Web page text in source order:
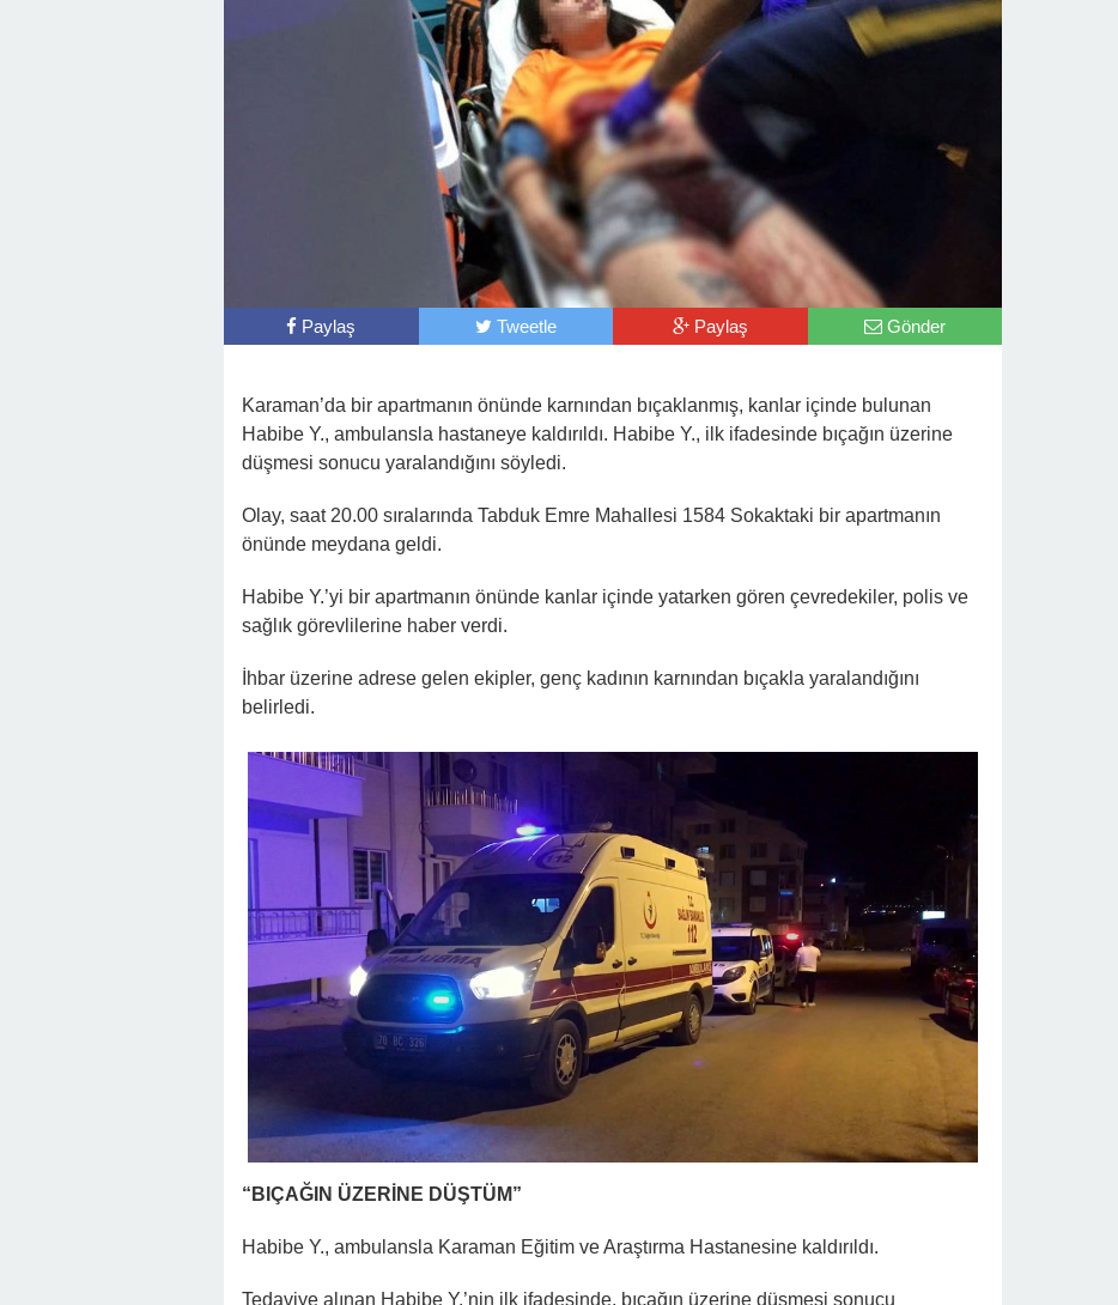
Paylaş Tweetle Paylaş Gönder
Karaman’da bir apartmanın önünde karnından bıçaklanmış, kanlar içinde bulunan
Habibe Y., ambulansla hastaneye kaldırıldı. Habibe Y., ilk ifadesinde bıçağın üzerine
düşmesi sonucu yaralandığını söyledi.
Olay, saat 20.00 sıralarında Tabduk Emre Mahallesi 1584 Sokaktaki bir apartmanın
önünde meydana geldi.
Habibe Y.’yi bir apartmanın önünde kanlar içinde yatarken gören çevredekiler, polis ve
sağlık görevlilerine haber verdi.
İhbar üzerine adrese gelen ekipler, genç kadının karnından bıçakla yaralandığını
belirledi.
“BIÇAĞIN ÜZERİNE DÜŞTÜM”
Habibe Y., ambulansla Karaman Eğitim ve Araştırma Hastanesine kaldırıldı.
Tedaviye alınan Habibe Y.’nin ilk ifadesinde, bıçağın üzerine düşmesi sonucu